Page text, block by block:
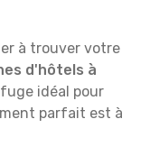
à trouver votre
d'hôtels à
idéal pour
parfait est à